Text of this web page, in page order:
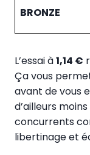
BRONZE
L’essai à1,14 €
Ça vous
avant de vous
d’ailleurs
concurrents
libertinage et